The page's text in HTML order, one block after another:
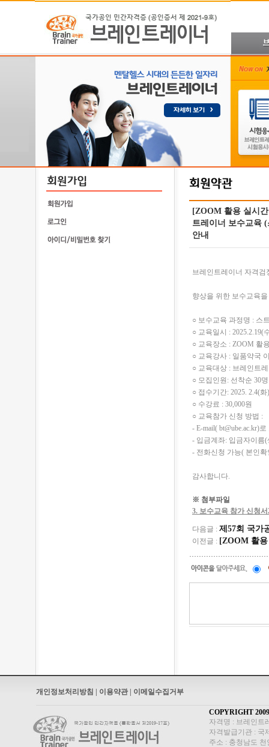
[ZOOM 활용 실시
트레이너 보수교육
안내
브레인트레이너 자격
향상을 위한 보수교육
○ 보수교육 과정명 : 스
○ 교육일시 : 2025.2.19(
○ 교육장소 : ZOOM 활
○ 교육강사 : 일품약국
○ 교육대상 : 브레인트
○ 모집인원: 선착순 30명
○ 접수기간: 2025. 2.4(
○ 수강료 : 30,000원
○ 교육참가 신청 방법 :
- E-mail( bt@ube.ac.kr)
- 입금계좌: 입금자이름(
- 전화신청 가능( 본인
감사합니다.
※ 첨부파일
3. 보수교육 참가 신청
다음글 : 제57회 국가
이전글 : [ZOOM 활
개인정보처리방침 | 이용약관 | 이메일수집거부
COPYRIGHT 2009
자격명 : 브레인트
자격발급기관 : 국
주소 : 충청남도